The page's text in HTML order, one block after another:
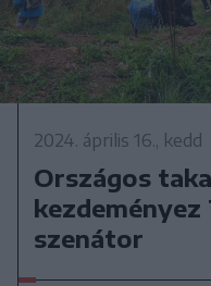
2024. április 16., kedd
Országos
kezdeményez
szenátor